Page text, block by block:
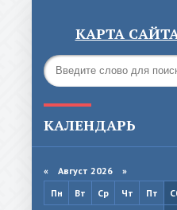
КАРТА
КАЛЕНДАРЬ
« Август 2026 »
Пн
Вт Ср Чт Пт